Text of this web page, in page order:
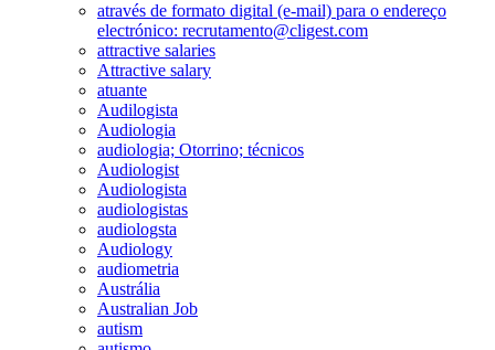
através de formato digital (e-mail) para o endereço
electrónico: recrutamento@cligest.com
attractive salaries
Attractive salary
atuante
Audilogista
Audiologia
audiologia; Otorrino; técnicos
Audiologist
Audiologista
audiologistas
audiologsta
Audiology
audiometria
Austrália
Australian Job
autism